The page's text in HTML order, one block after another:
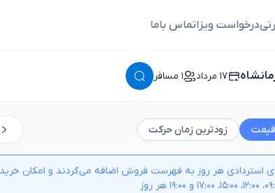
درخواست ویزاتماس باما
١٧ مرداد ١ مسافر
قیمت زودترین زمان حرکت
استردادی هر روز به فهرست فروش اضافه می‌گردند و امکان